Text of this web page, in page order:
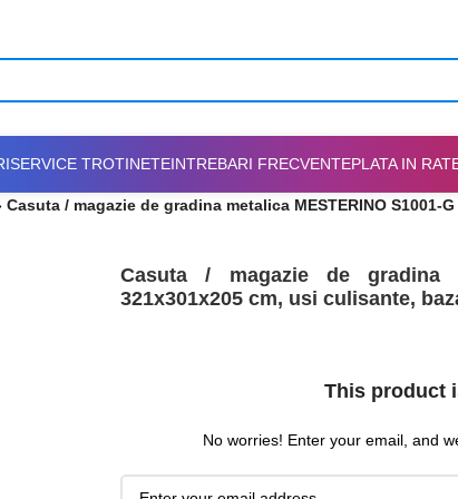
SERVICE TROTINETEINTREBARI FRECVENTEPLATA IN
Casuta / magazie de gradina metalica MESTERINO
Casuta / magazie de gradina
321x301x205 cm, usi culisante,
This product
No worries! Enter your email, and